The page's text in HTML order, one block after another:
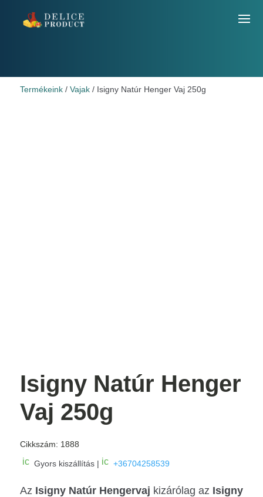
Termékeink/ Vajak/ Isigny Natúr Henger Vaj 250g
Isigny Natúr Henger
Vaj 250g
Cikkszám: 1888
ic
_
Gyors kiszállítás | ic
_
+36704258539
Az Isigny Natúr Hengervaj kizárólag az Isigny